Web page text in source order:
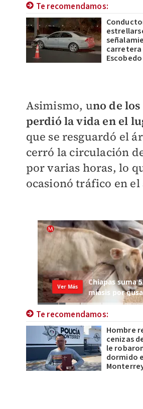
Te recomendamos:
carretera
Escobedo
Asimismo, uno de
perdió la vida en el
que se resguardó el
cerró la circulación
por varias horas, lo
ocasionó tráfico en el
Te recomendamos:
Hombre
cenizas
le
dormido